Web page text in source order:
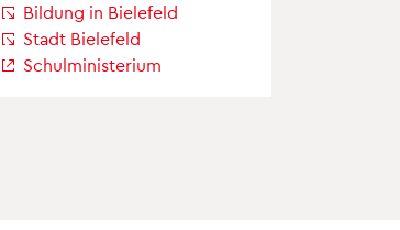
Bildung in Bielefeld
Stadt Bielefeld
Schulministerium